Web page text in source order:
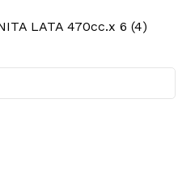
LATA 470cc.x 6 (4)